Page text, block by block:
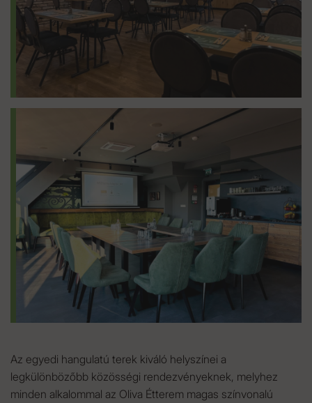
Az egyedi hangulatú terek kiváló helyszínei a
legkülönbözőbb közösségi rendezvényeknek, melyhez
minden alkalommal az Oliva Étterem magas színvonalú